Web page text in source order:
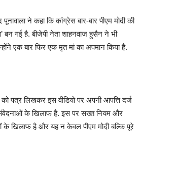
ने कहा कि कांग्रेस बार-बार पीएम मोदी की
बन गई है. बीजेपी नेता शाहनवाज हुसैन ने भी
एक बार फिर एक मृत मां का अपमान किया है.
को पत्र लिखकर इस वीडियो पर अपनी आपत्ति दर्ज
संवेदनाओं के खिलाफ है. इस पर सख्त नियम और
के खिलाफ है और यह न केवल पीएम मोदी बल्कि पूरे